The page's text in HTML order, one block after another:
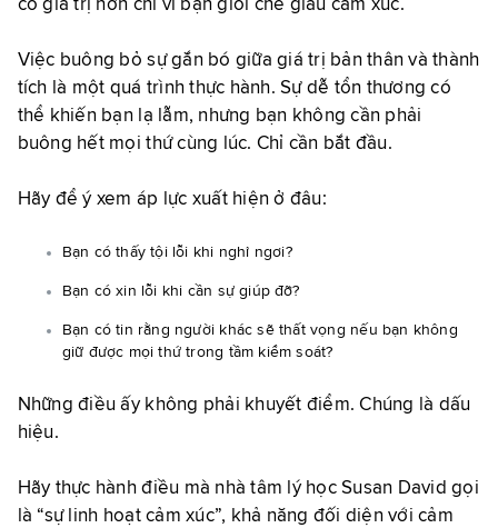
có giá trị hơn chỉ vì bạn giỏi che giấu cảm xúc.
Việc buông bỏ sự gắn bó giữa giá trị bản thân và thành
tích là một quá trình thực hành. Sự dễ tổn thương có
thể khiến bạn lạ lẫm, nhưng bạn không cần phải
buông hết mọi thứ cùng lúc. Chỉ cần bắt đầu.
Hãy để ý xem áp lực xuất hiện ở đâu:
Bạn có thấy tội lỗi khi nghỉ ngơi?
Bạn có xin lỗi khi cần sự giúp đỡ?
Bạn có tin rằng người khác sẽ thất vọng nếu bạn không
giữ được mọi thứ trong tầm kiểm soát?
Những điều ấy không phải khuyết điểm. Chúng là dấu
hiệu.
Hãy thực hành điều mà nhà tâm lý học Susan David gọi
là “sự linh hoạt cảm xúc”, khả năng đối diện với cảm